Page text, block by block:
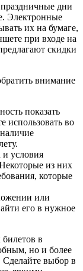
дни
Электронные
их на бумаге,
при входе на
скидки
внимание
показать
использовать во
и условия
из них
которые
или
его в нужное
в
но и более
выбор в